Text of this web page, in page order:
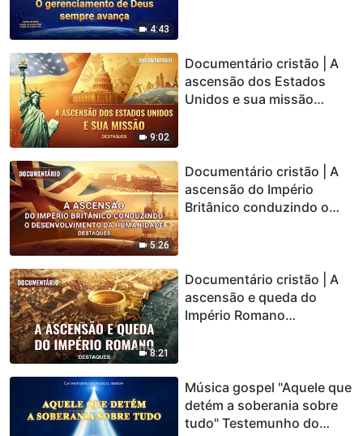
4:43
9:02
Documentário cristão | A
ascensão dos Estados
Unidos e sua missão
5:26
Documentário cristão | A
ascensão do Império
Britânico conduzindo o
8:21
Documentário cristão | A
ascensão e queda do
Império Romano
Música gospel "Aquele que
detém a soberania sobre
tudo" Testemunho do